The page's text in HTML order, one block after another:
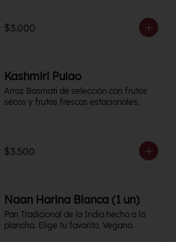
$3.000
Kashmiri Pulao
Arroz Basmati de selección con frutos
secos y frutas frescas estacionales.
$3.500
Naan Harina Blanca (1 un)
Pan Tradicional de la India hecho a la
plancha. Elige tu favorito. Vegano.